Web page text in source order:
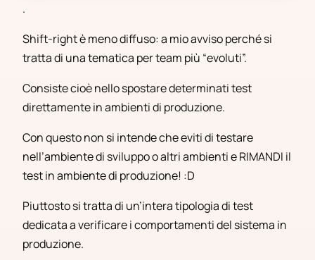
.
Shift-right è meno diffuso: a mio avviso perché si
tratta di una tematica per team più “evoluti”.
Consiste cioè nello spostare determinati test
direttamente in ambienti di produzione.
Con questo non si intende che eviti di testare
nell’ambiente di sviluppo o altri ambienti e RIMANDI il
test in ambiente di produzione! :D
Piuttosto si tratta di un’intera tipologia di test
dedicata a verificare i comportamenti del sistema in
produzione.